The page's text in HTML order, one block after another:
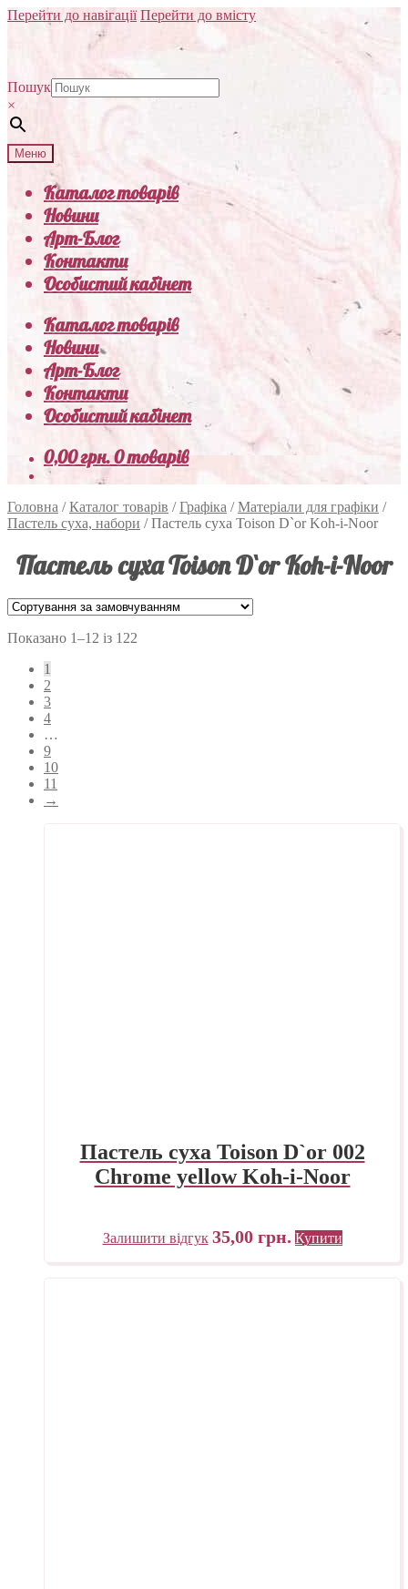
Перейти до навігації Перейти до вмісту
Пошук
×
Меню
Каталог товарів
Новини
Арт-Блог
Контакти
Особистий кабінет
Каталог товарів
Новини
Арт-Блог
Контакти
Особистий кабінет
0,00грн.0 товарів
Головна /Каталог товарів /Графіка /Матеріали для графіки /
Пастель суха, набори /Пастель суха Toison D`or Koh-i-Noor
Пастель суха Toison D`or Koh-i-Noor
Показано 1–12 із 122
1
2
3
4
…
9
10
11
→
Пастель суха Toison D`or 002
Chrome yellow Koh-i-Noor
Залишити відгук 35,00 грн. Купити